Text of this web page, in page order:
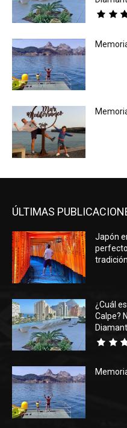
ÚLTIMAS
Japón
tradición
¿Cuál
Calpe?